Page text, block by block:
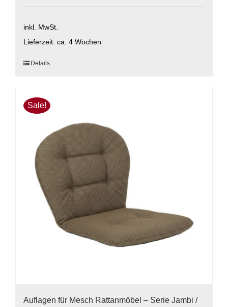
inkl. MwSt.
Lieferzeit: ca. 4 Wochen
Dieses
mehrere
Varianten
Optionen
können
Produktseite
gewählt
Details
Sale!
Auflagen für Mesch Rattanmöbel – Serie Jambi /